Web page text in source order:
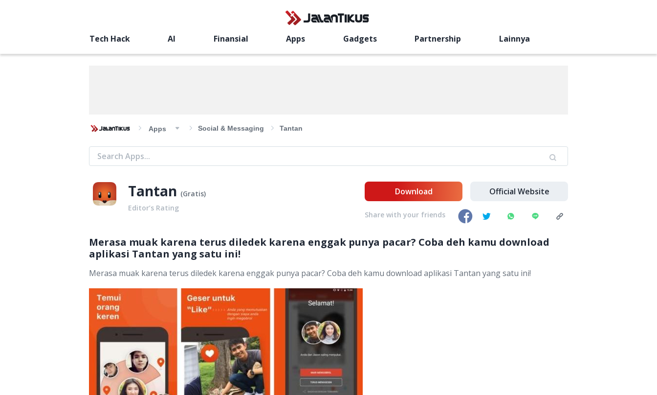
Tech Hack AI Finansial Apps Gadgets Partnership Lainnya
Apps Social & Messaging Tantan
Tantan (Gratis)
Editor’s Rating
Merasa muak karena terus diledek karena enggak punya pacar? Coba deh kamu download
aplikasi Tantan yang satu ini!
Merasa muak karena terus diledek karena enggak punya pacar? Coba deh kamu download aplikasi Tantan yang satu ini!
Download Official Website
Share with your friends